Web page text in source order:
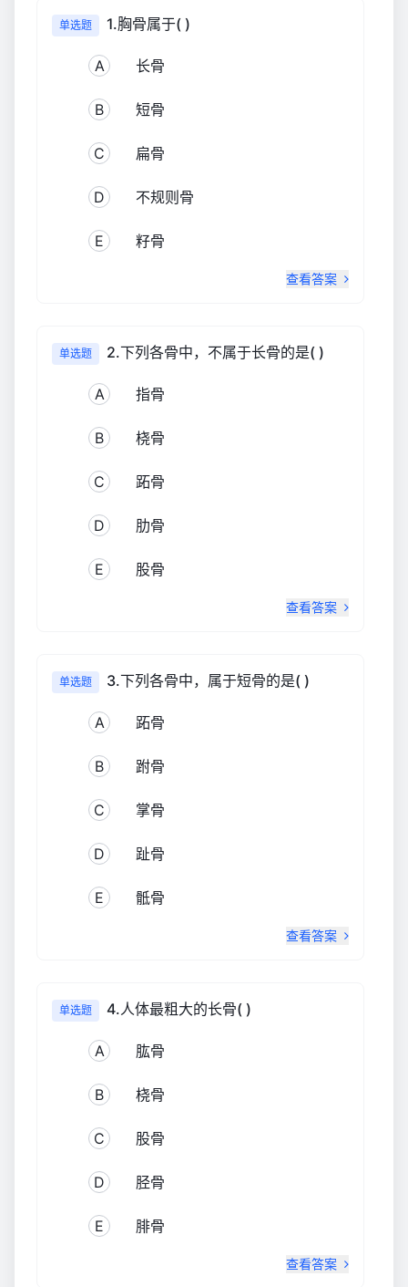
单选题 1.胸骨属于( )
A 长骨
B 短骨
C 扁骨
D 不规则骨
E 籽骨
查看答案
单选题 2.下列各骨中，不属于长骨的是( )
A 指骨
B 桡骨
C 跖骨
D 肋骨
E 股骨
查看答案
单选题 3.下列各骨中，属于短骨的是( )
A 跖骨
B 跗骨
C 掌骨
D 趾骨
E 骶骨
查看答案
单选题 4.人体最粗大的长骨( )
A 肱骨
B 桡骨
C 股骨
D 胫骨
E 腓骨
查看答案